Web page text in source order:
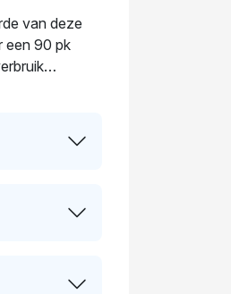
van deze
een 90 pk